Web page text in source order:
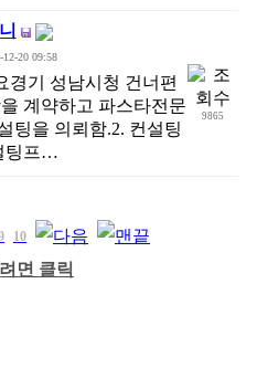
12-20 09:58
경기 성남시청 건너편
계약하고 파스타전문
팅을 의뢰함.2. 컨설팅
팅프…
9865
10
면 클릭